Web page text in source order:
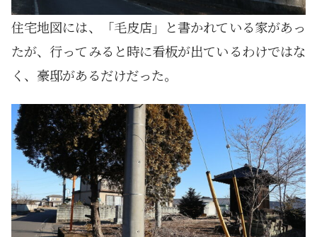
住宅地図には、「毛皮店」と書かれている家があっ
たが、行ってみると時に看板が出ているわけではな
く、豪邸があるだけだった。